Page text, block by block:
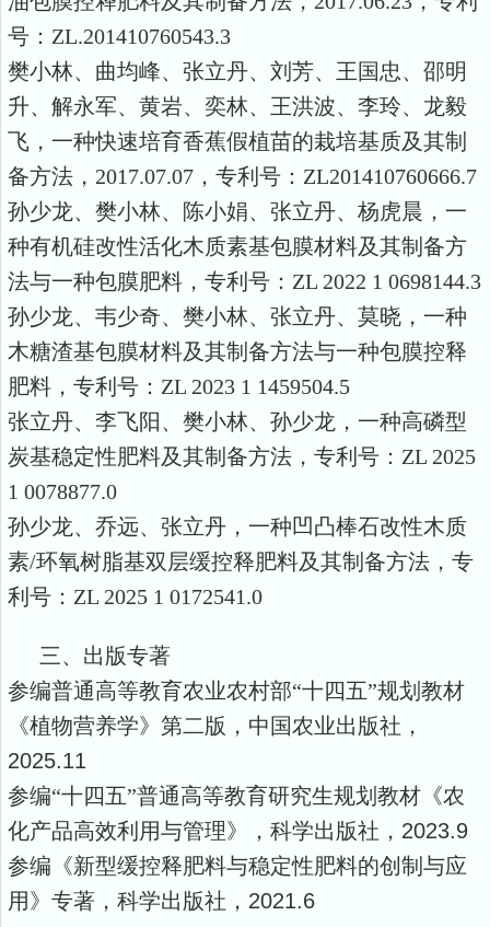
号： ZL.201410760543.3
樊小林、曲均峰、张立丹、刘芳、王国忠、邵明
升、解永军、黄岩、奕林、王洪波、李玲、龙毅
飞，一种快速培育香蕉假植苗的栽培基质及其制
备方法， 2017.07.07 ，专利号： ZL201410760666.7
孙少龙、樊小林、陈小娟、张立丹、杨虎晨，一
种有机硅改性活化木质素基包膜材料及其制备方
法与一种包膜肥料，专利号： ZL 2022 1 0698144.3
孙少龙、韦少奇、樊小林、张立丹、莫晓，一种
木糖渣基包膜材料及其制备方法与一种包膜控释
肥料，专利号： ZL 2023 1 1459504.5
张立丹、李飞阳、樊小林、孙少龙，一种高磷型
炭基稳定性肥料及其制备方法，专利号： ZL 2025
1 0078877.0
孙少龙、乔远、张立丹，一种凹凸棒石改性木质
素/环氧树脂基双层缓控释肥料及其制备方法，专
利号： ZL 2025 1 0172541.0
三、 出版专著
参编普通高等教育农业农村部“十四五”规划教材
《植物营养学》第二版，中国农业出版社，
2025.11
参编“十四五”普通高等教育研究生规划教材《农
化产品高效利用与管理》，科学出版社， 2023.9
参编《新型缓控释肥料与稳定性肥料的创制与应
用》专著，科学出版社， 2021.6